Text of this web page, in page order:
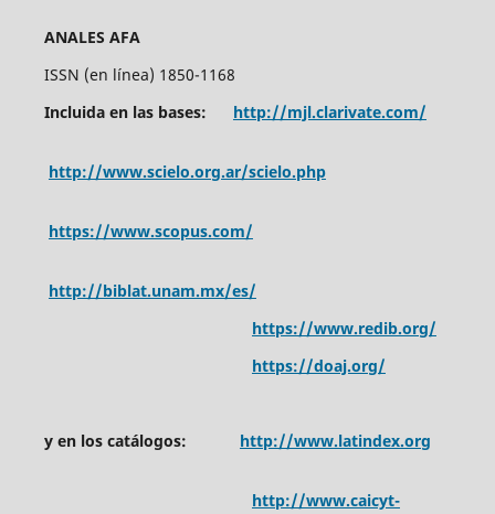
ANALES AFA
ISSN (en línea) 1850-1168
Incluida en las bases: http://mjl.clarivate.com/
http://www.scielo.org.ar/scielo.php
https://www.scopus.com/
http://biblat.unam.mx/es/
https://www.redib.org/
https://doaj.org/
y en los catálogos: http://www.latindex.org
http://www.caicyt-